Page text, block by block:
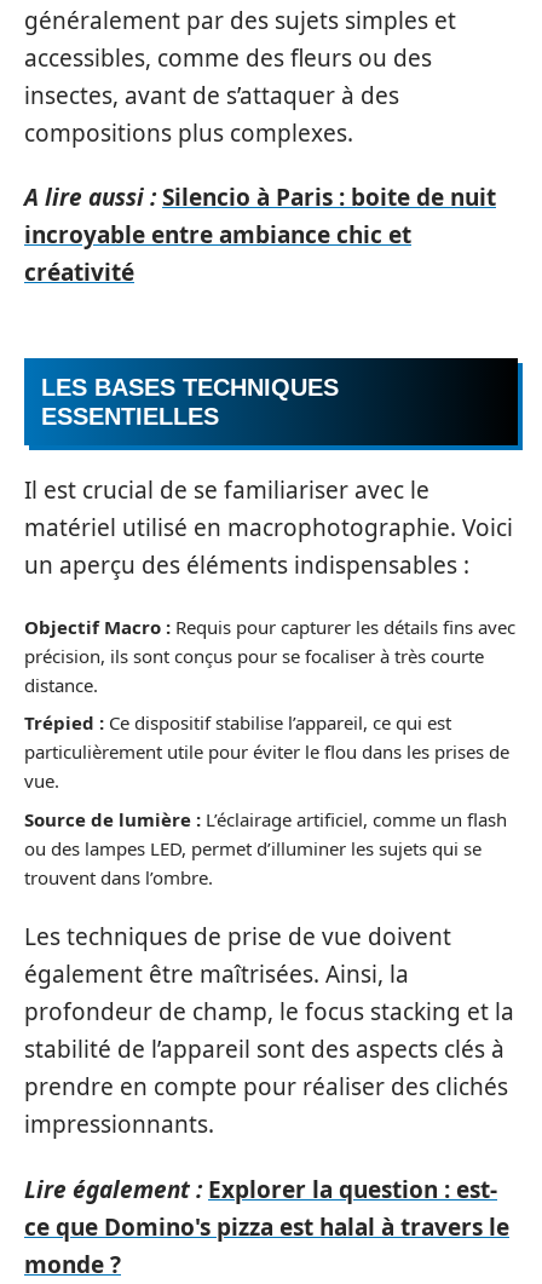
généralement par des sujets simples et
accessibles, comme des fleurs ou des
insectes, avant de s’attaquer à des
compositions plus complexes.
A lire aussi :Silencio à Paris : boite de nuit
incroyable entre ambiance chic et
créativité
LES BASES TECHNIQUES
ESSENTIELLES
Il est crucial de se familiariser avec le
matériel utilisé en macrophotographie. Voici
un aperçu des éléments indispensables :
Objectif Macro : Requis pour capturer les détails fins avec
précision, ils sont conçus pour se focaliser à très courte
distance.
Trépied : Ce dispositif stabilise l’appareil, ce qui est
particulièrement utile pour éviter le flou dans les prises de
vue.
Source de lumière : L’éclairage artificiel, comme un flash
ou des lampes LED, permet d’illuminer les sujets qui se
trouvent dans l’ombre.
Les techniques de prise de vue doivent
également être maîtrisées. Ainsi, la
profondeur de champ, le focus stacking et la
stabilité de l’appareil sont des aspects clés à
prendre en compte pour réaliser des clichés
impressionnants.
Lire également : Explorer la question : est-
ce que Domino's pizza est halal à travers le
monde ?